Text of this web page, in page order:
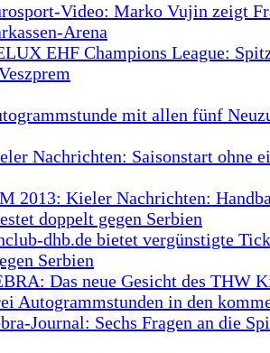
Video: Marko Vujin zeigt
Arena
EHF Champions League:
mit allen fünf
Nachrichten: Saisonstart ohne
2013: Kieler Nachrichten:
doppelt gegen Serbien
dhb.de bietet vergünstigte
Serbien
Das neue Gesicht des THW
Autogrammstunden in den
Journal: Sechs Fragen an die